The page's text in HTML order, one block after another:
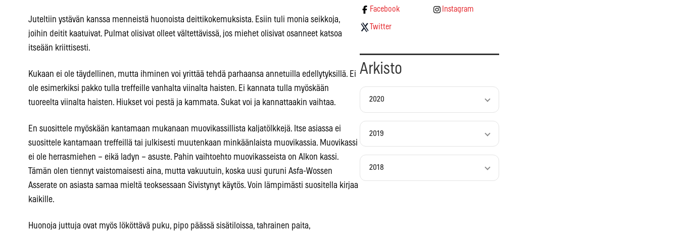
Juteltiin ystävän kanssa menneistä huonoista deittikokemuksista. Esiin tuli monia seikkoja,
joihin deitit kaatuivat. Pulmat olisivat olleet vältettävissä, jos miehet olisivat osanneet katsoa
itseään kriittisesti.
Kukaan ei ole täydellinen, mutta ihminen voi yrittää tehdä parhaansa annetuilla edellytyksillä. Ei
ole esimerkiksi pakko tulla treffeille vanhalta viinalta haisten. Ei kannata tulla myöskään
tuoreelta viinalta haisten. Hiukset voi pestä ja kammata. Sukat voi ja kannattaakin vaihtaa.
En suosittele myöskään kantamaan mukanaan muovikassillista kaljatölkkejä. Itse asiassa ei
suosittele kantamaan treffeillä tai julkisesti muutenkaan minkäänlaista muovikassia. Muovikassi
ei ole herrasmiehen – eikä ladyn – asuste. Pahin vaihtoehto muovikasseista on Alkon kassi.
Tämän olen tiennyt vaistomaisesti aina, mutta vakuutuin, koska uusi guruni Asfa-Wossen
Asserate on asiasta samaa mieltä teoksessaan Sivistynyt käytös. Voin lämpimästi suositella kirjaa
kaikille.
Huonoja juttuja ovat myös lököttävä puku, pipo päässä sisätiloissa, tahrainen paita,
Facebook Instagram
Twitter
Arkisto
2020
2019
2018